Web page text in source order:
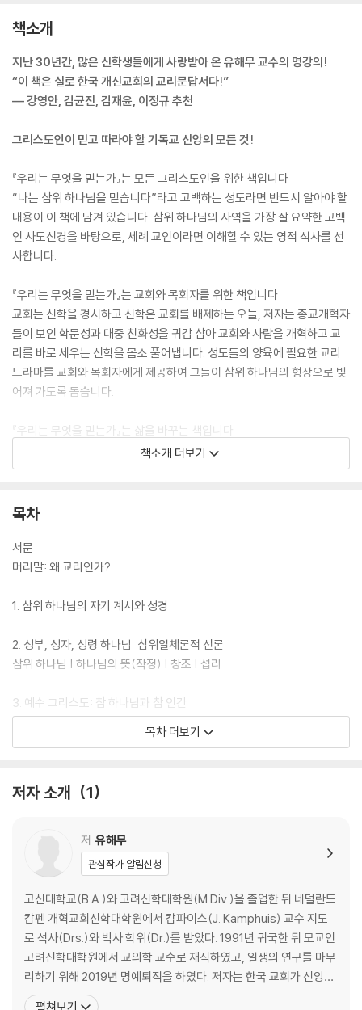
책소개
지난 30년간, 많은 신학생들에게 사랑받아 온 유해무 교수의 명강의!
“이 책은 실로 한국 개신교회의 교리문답서다!”
― 강영안, 김균진, 김재윤, 이정규 추천
그리스도인이 믿고 따라야 할 기독교 신앙의 모든 것!
『우리는 무엇을 믿는가』는 모든 그리스도인을 위한 책입니다
“나는 삼위 하나님을 믿습니다”라고 고백하는 성도라면 반드시 알아야 할
내용이 이 책에 담겨 있습니다. 삼위 하나님의 사역을 가장 잘 요약한 고백
인 사도신경을 바탕으로, 세례 교인이라면 이해할 수 있는 영적 식사를 선
사합니다.
『우리는 무엇을 믿는가』는 교회와 목회자를 위한 책입니다
교회는 신학을 경시하고 신학은 교회를 배제하는 오늘, 저자는 종교개혁자
들이 보인 학문성과 대중 친화성을 귀감 삼아 교회와 사람을 개혁하고 교
리를 바로 세우는 신학을 몸소 풀어냅니다. 성도들의 양육에 필요한 교리
드라마를 교회와 목회자에게 제공하여 그들이 삼위 하나님의 형상으로 빚
어져 가도록 돕습니다.
『우리는 무엇을 믿는가』는 삶을 바꾸는 책입니다
저자는 믿음과 삶을 분리하는 이원론을 바로잡고자 펜을 들었습니다. 우리
안에는 믿음의 내용이 없기 때문에 우리 바깥에서 주님이 주시는 내용으로
자라고, 그에 따라 백 배의 결실을 맺을 수 있게 됩니다.
『우리는 무엇을 믿는가』는 살아 움직이는 책입니다
하나님은 살아 계시며 우리와 교제하시는 분입니다. ‘신론’은 딱딱한 명제
은 그 일들이 우리를 위한 일이었다고 고백하고 기뻐하는 행위입니다. 이
『우리는 무엇을 믿는가』는 송영의 신학을 보여주는 책입니다
하나님께 나아가 영광과 찬양을 드리는 송영의 신학입니다. 창조와 구원
사역에 근거한 하나님의 본성과 속성이 송영에서 우리 앞에 드러나며, 송
영 중에 우리는 이 하나님의 본성과 속성에 참여할 수 있습니다.
책소개 더보기
목차
서문
머리말: 왜 교리인가?
1. 삼위 하나님의 자기 계시와 성경
2. 성부, 성자, 성령 하나님: 삼위일체론적 신론
삼위 하나님 | 하나님의 뜻(작정) | 창조 | 섭리
3. 예수 그리스도: 참 하나님과 참 인간
죄인인 인간 | 하나님의 형상이신 그리스도 | 성경에 계시된 예수 증거 | 예
수 그리스도의 인격 | 메시아, 중보자(인격의 연합) | 그리스도의 사역: 구
4. 성령 하나님
5. 성령 하나님: 교회론
교회론 서론 | 은혜의 방편 | 교회
6. 성령 하나님: 구원론
성령과 구원 사역 | 성령론적 구원론 | 구원의 은덕들
7. 성령 하나님: 종말론
목차 더보기
저자 소개 1
저 유해무
관심작가 알림신청
고신대학교(B.A.)와 고려신학대학원(M.Div.)을 졸업한 뒤 네덜란드
캄펜 개혁교회신학대학원에서 캄파이스(J. Kamphuis) 교수 지도
로 석사(Drs.)와 박사 학위(Dr.)를 받았다. 1991년 귀국한 뒤 모교인
고려신학대학원에서 교의학 교수로 재직하였고, 일생의 연구를 마무
리하기 위해 2019년 명예퇴직을 하였다. 저자는 한국 교회가 신앙고
백적 공교회를 견지해야 한다는 뜻에 따라 일생 동안 연구를 했으며,
펼쳐보기